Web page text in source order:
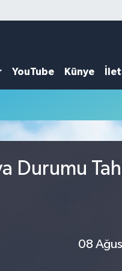
YouTube Künye
Durumu
08